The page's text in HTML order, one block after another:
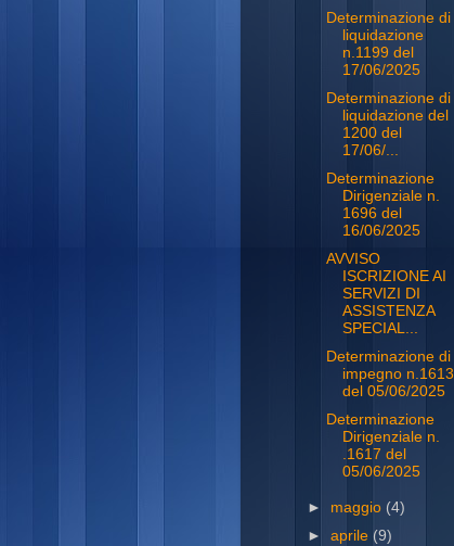
Determinazione di
liquidazione
n.1199 del
17/06/2025
Determinazione di
liquidazione del
1200 del
17/06/...
Determinazione
Dirigenziale n.
1696 del
16/06/2025
AVVISO
ISCRIZIONE AI
SERVIZI DI
ASSISTENZA
SPECIAL...
Determinazione di
impegno n.1613
del 05/06/2025
Determinazione
Dirigenziale n.
.1617 del
05/06/2025
► maggio (4)
►aprile (9)